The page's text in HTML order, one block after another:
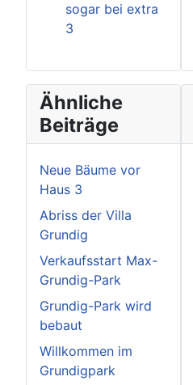
sogar bei extra
3
Ähnliche
Beiträge
Neue Bäume vor
Haus 3
Abriss der Villa
Grundig
Verkaufsstart Max-
Grundig-Park
Grundig-Park wird
bebaut
Willkommen im
Grundigpark